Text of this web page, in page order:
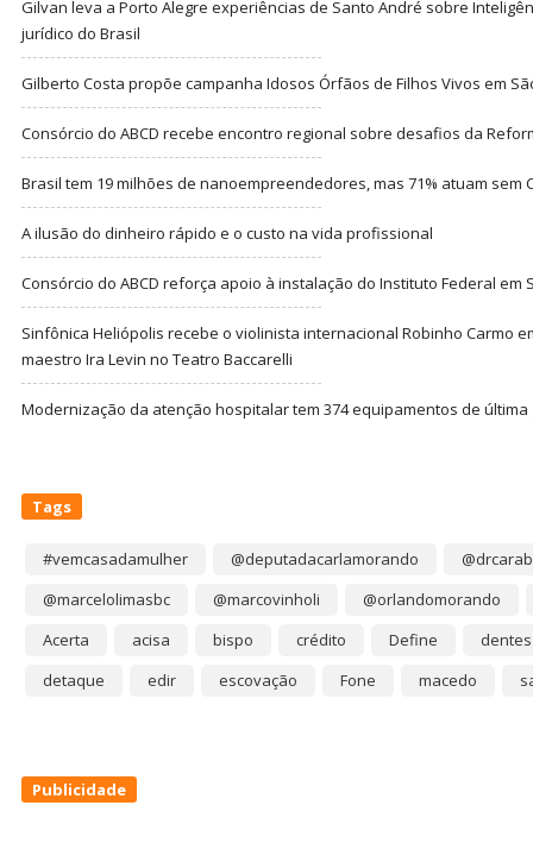
Gilvan leva a Porto Alegre experiências de Santo André sobre
jurídico do Brasil
Gilberto Costa propõe campanha Idosos Órfãos de Filhos Vivos em
Consórcio do ABCD recebe encontro regional sobre desafios da
Brasil tem 19 milhões de nanoempreendedores, mas 71% atuam sem
A ilusão do dinheiro rápido e o custo na vida profissional
Consórcio do ABCD reforça apoio à instalação do Instituto Federal em
Sinfônica Heliópolis recebe o violinista internacional Robinho Carmo
maestro Ira Levin no Teatro Baccarelli
Modernização da atenção hospitalar tem 374 equipamentos de última
Tags
#vemcasadamulher @deputadacarlamorando
@marcelolimasbc
@marcovinholi
@orlandomorando
Acerta
acisa bispo crédito Define
dentes
detaque
edir escovação Fone macedo
Publicidade